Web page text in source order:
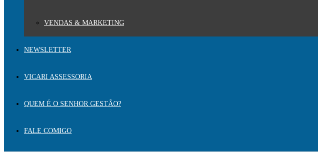
VENDAS & MARKETING
NEWSLETTER
VICARI ASSESSORIA
QUEM É O SENHOR GESTÃO?
FALE COMIGO